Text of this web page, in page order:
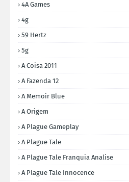
4A Games
4g
59 Hertz
5g
A Coisa 2011
A Fazenda 12
A Memoir Blue
A Origem
A Plague Gameplay
A Plague Tale
A Plague Tale Franquia Analise
A Plague Tale Innocence